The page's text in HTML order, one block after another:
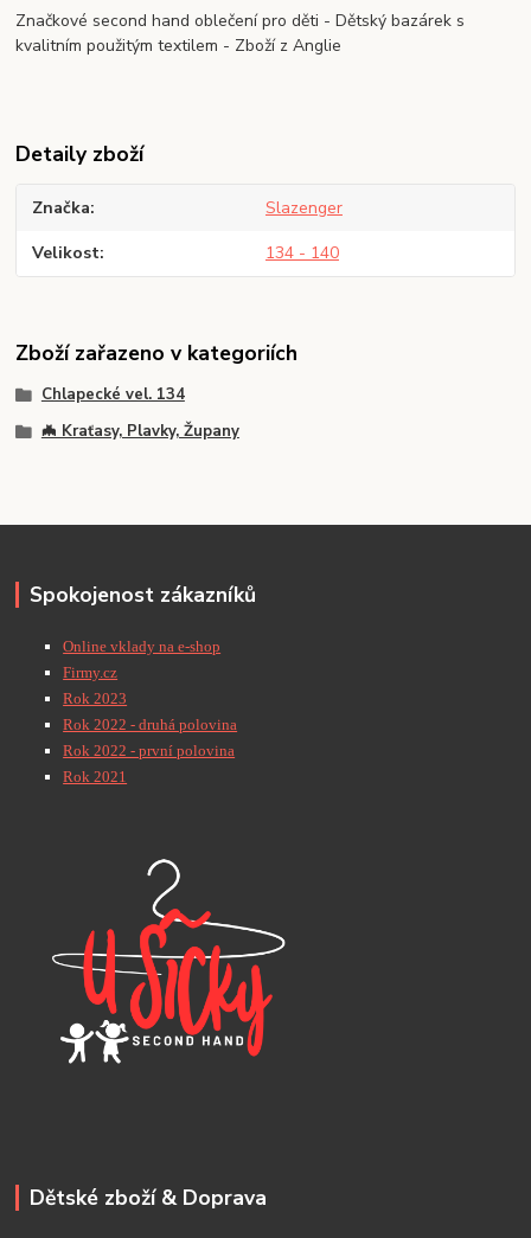
Značkové second hand oblečení pro děti - Dětský bazárek s
kvalitním použitým textilem - Zboží z Anglie
Detaily zboží
Značka Slazenger
Velikost 134 - 140
Zboží zařazeno v kategoriích
Chlapecké vel. 134
🦇 Kraťasy, Plavky, Župany
Spokojenost zákazníků
Online vklady na e-shop
Firmy.cz
Rok 2023
Rok 2022 - druhá polovina
Rok 2022 - první polovina
Rok 2021
Dětské zboží & Doprava